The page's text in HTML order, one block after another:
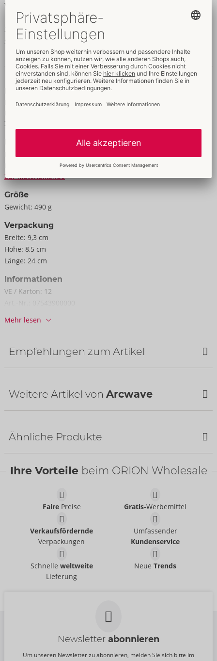
Wiederaufladbar – inklusive USB-C-Ladekabel.
22 lang, Einführtiefe 11 cm, Innen-Ø 3,5 cm.
Silikon, ABS.
Daten & Eigenschaften
Eigenschaften
Für Männer
Mehrere Vibrationsmodi
Zur analen Nutzung
Daten
Farbe:
Material:
Silikon, ABS
Zur Materialkunde
Größe
Gewicht: 490 g
Verpackung
Breite: 9,3 cm
Höhe: 8,5 cm
Länge: 24 cm
Informationen
VE / Karton: 12
Verfügbarkeit
nächste Lieferung:34/2026
Mehr lesen
Empfehlungen zum Artikel
Wasserbasierend
5,95 €
Weitere Artikel von Arcwave
Tester Thruster
Arcwave
07543820000
Arcwave
54094620000
189,00 €
Ähnliche Produkte
Tester SHARE LITE
07539550000
Tester STRONIC REAL
Ihre Vorteile beim ORION Wholesale
FairePreise Gratis-Werbemittel
Verkaufsfördernde
Verpackungen
Umfassender
Kundenservice
Schnelle weltweite
Lieferung
NeueTrends
Newsletter abonnieren
Um unseren Newsletter zu abonnieren, melden Sie sich bitte im